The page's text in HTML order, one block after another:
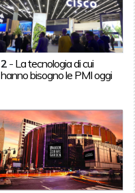
2 - La tecnologia di cui
hanno bisogno le PMI oggi